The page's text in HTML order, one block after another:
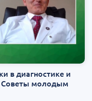
в диагностике и
Советы молодым